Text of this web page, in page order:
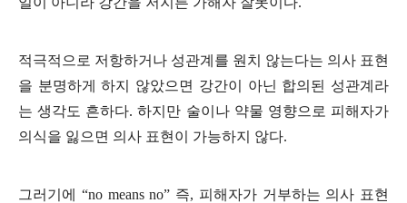
적극적으로 저항하거나 성관계를 원치 않는다는 의사 표현
을 분명하게 하지 않았으면 강간이 아닌 합의된 성관계라
는 생각도 흔하다. 하지만 술이나 약물 영향으로 피해자가
의식을 잃으면 의사 표현이 가능하지 않다.
그러기에 “no means no” 즉, 피해자가 거부하는 의사 표현